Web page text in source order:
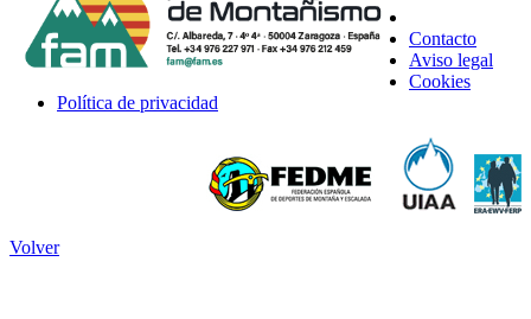
Contacto
Aviso legal
Cookies
Política de privacidad
Volver